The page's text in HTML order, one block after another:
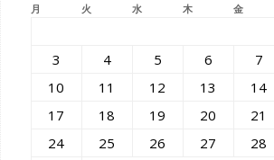
月 火 水 木 金
3
4 5 6 7
10
11 12 13 14
17
18 19 20 21
24
25 26 27 28